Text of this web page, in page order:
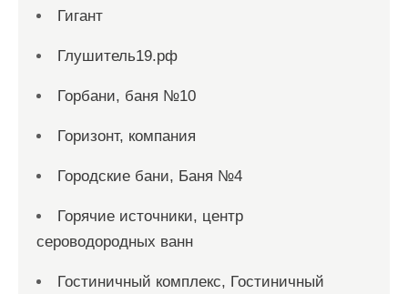
Гигант
Глушитель19.рф
Горбани, баня №10
Горизонт, компания
Городские бани, Баня №4
Горячие источники, центр
сероводородных ванн
Гостиничный комплекс, Гостиничный